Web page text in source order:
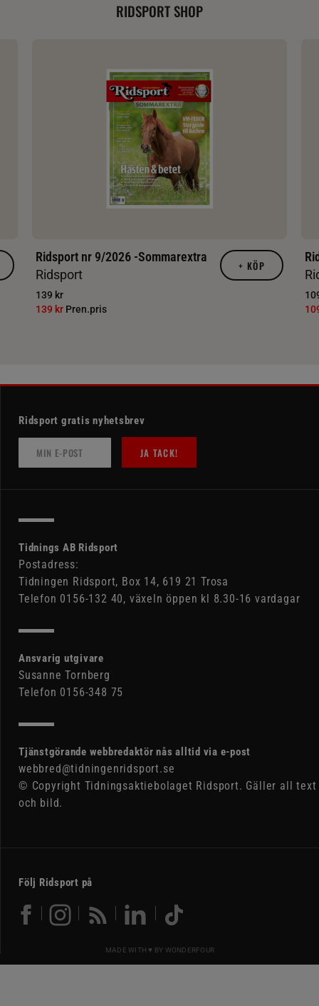
RIDSPORT SHOP
Ridsport nr 9/2026 -Sommarextra
Ridsport
139 kr
139 kr Pren.pris
+ KÖP
Ridsport gratis nyhetsbrev
JA TACK!
Tidnings AB Ridsport
Postadress:
Tidningen Ridsport, Box 14, 619 21 Trosa
Telefon 0156-132 40, växeln öppen kl 8.30-16 vardagar
Ansvarig utgivare
Susanne Tornberg
Telefon 0156-348 75
Tjänstgörande webbredaktör nås alltid via e-post
webbred@tidningenridsport.se
© Copyright Tidningsaktiebolaget Ridsport. Gäller all text
och bild.
Följ Ridsport på
MADE WITH ♥ BY WONDERFOUR